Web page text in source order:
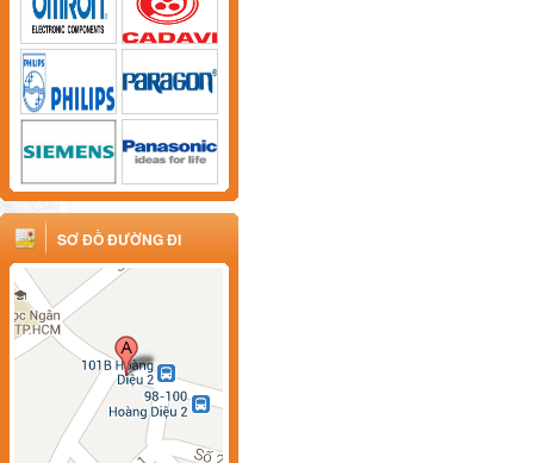
SƠ ĐỒ ĐƯỜNG ĐI